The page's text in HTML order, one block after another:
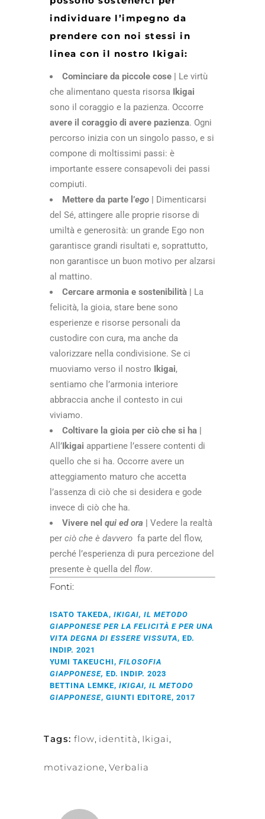
individuare l’impegno da
prendere con noi stessi in
linea con il nostro Ikigai:
Cominciare da piccole cose | Le virtù
che alimentano questa risorsa Ikigai
sono il coraggio e la pazienza. Occorre
avere il coraggio di avere pazienza. Ogni
percorso inizia con un singolo passo, e si
compone di moltissimi passi: è
importante essere consapevoli dei passi
compiuti.
Mettere da parte l’ego | Dimenticarsi
del Sé, attingere alle proprie risorse di
umiltà e generosità: un grande Ego non
garantisce grandi risultati e, soprattutto,
non garantisce un buon motivo per alzarsi
al mattino.
Cercare armonia e sostenibilità | La
felicità, la gioia, stare bene sono
esperienze e risorse personali da
custodire con cura, ma anche da
valorizzare nella condivisione. Se ci
muoviamo verso il nostro Ikigai,
sentiamo che l’armonia interiore
abbraccia anche il contesto in cui
viviamo.
Coltivare la gioia per ciò che si ha |
All’Ikigai appartiene l’essere contenti di
quello che si ha. Occorre avere un
atteggiamento maturo che accetta
l’assenza di ciò che si desidera e gode
invece di ciò che ha.
Vivere nel qui ed ora | Vedere la realtà
per ciò che è davvero fa parte del flow,
perché l’esperienza di pura percezione del
presente è quella del flow.
Fonti:
ISATO TAKEDA, IKIGAI, IL METODO
GIAPPONESE PER LA FELICITÀ E PER UNA
VITA DEGNA DI ESSERE VISSUTA, ED.
INDIP. 2021
YUMI TAKEUCHI, FILOSOFIA
GIAPPONESE, ED. INDIP. 2023
BETTINA LEMKE, IKIGAI, IL METODO
GIAPPONESE, GIUNTI EDITORE, 2017
Tags: flow, identità, Ikigai,
motivazione, Verbalia